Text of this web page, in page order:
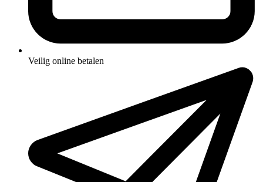
Veilig online betalen